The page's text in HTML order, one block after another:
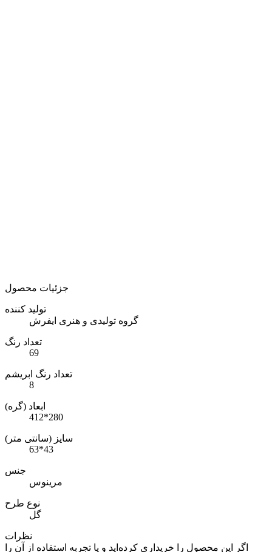
جزئیات محصول
تولید کننده
گروه تولیدی و هنری ایفرش
تعداد رنگ
69
تعداد رنگ ابریشم
8
ابعاد (گره)
412*280
سایز (سانتی متر)
63*43
جنس
مرینوس
نوع طرح
گل
نظرات
اگر این محصول را خریداری کرده‌اید و یا تجربه استفاده از آن را